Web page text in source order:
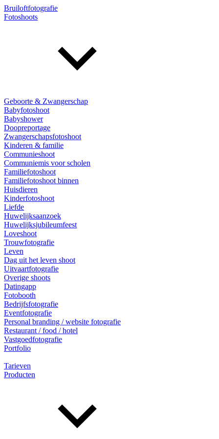
Bruiloftfotografie
Fotoshoots
Geboorte & Zwangerschap
Babyfotoshoot
Babyshower
Doopreportage
Zwangerschapsfotoshoot
Kinderen & familie
Communieshoot
Communiemis voor scholen
Familiefotoshoot
Familiefotoshoot binnen
Huisdieren
Kinderfotoshoot
Liefde
Huwelijksaanzoek
Huwelijksjubileumfeest
Loveshoot
Trouwfotografie
Leven
Dag uit het leven shoot
Uitvaartfotografie
Overige shoots
Datingapp
Fotobooth
Bedrijfsfotografie
Eventfotografie
Personal branding / website fotografie
Restaurant / food / hotel
Vastgoedfotografie
Portfolio
Tarieven
Producten